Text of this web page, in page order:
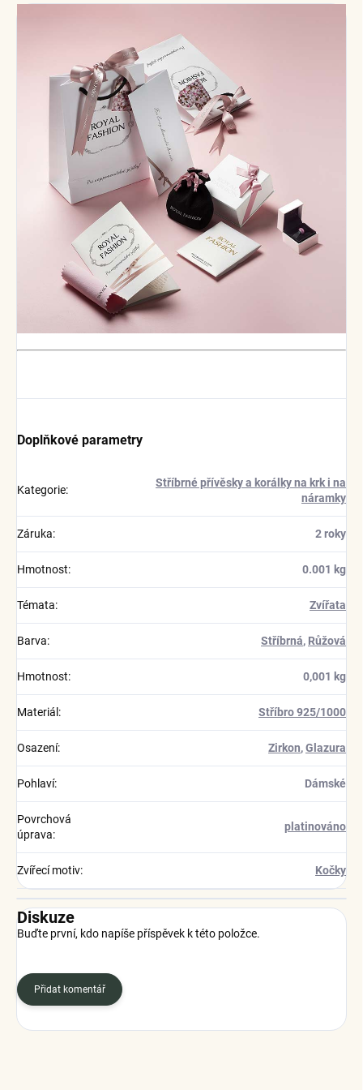
Doplňkové parametry
Kategorie:
Stříbrné přívěsky a korálky na krk i na
náramky
Záruka: 2 roky
Hmotnost: 0.001 kg
Témata: Zvířata
Barva: Stříbrná, Růžová
Hmotnost: 0,001 kg
Materiál : Stříbro 925/1000
Osazení: Zirkon,Glazura
Pohlaví: Dámské
Povrchová
úprava:
platinováno
Zvířecí motiv: Kočky
Diskuze
Buďte první, kdo napíše příspěvek k této položce.
Přidat komentář